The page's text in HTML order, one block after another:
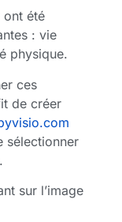
ont été
: vie
physique.
ces
de créer
sélectionner
sur l’image